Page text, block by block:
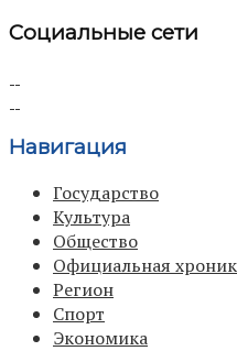
Социальные сети
Навигация
Государство
Культура
Общество
Официальная
Регион
Спорт
Экономика